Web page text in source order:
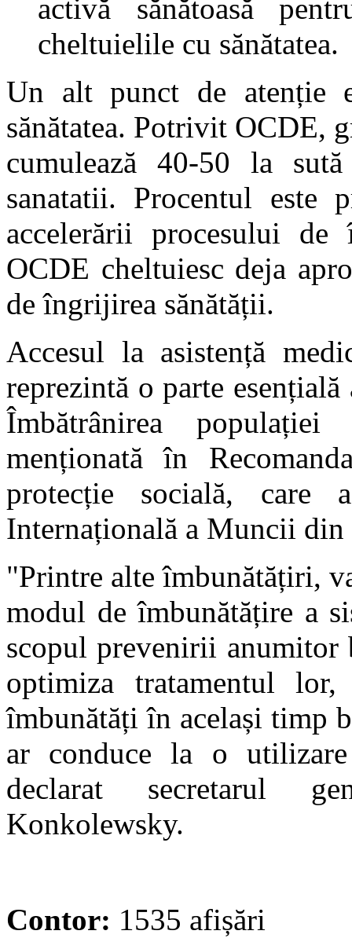
activă sănătoasă
cheltuielile cu sănătatea.
Un alt punct de atenție
sănătatea. Potrivit OCDE,
cumulează 40-50 la
sanatatii. Procentul este
accelerării procesului
OCDE cheltuiesc deja
de îngrijirea sănătății.
Accesul la asistență
reprezintă o parte
Îmbătrânirea
menționată în
protecție socială, care
Internațională a Muncii din
"Printre alte îmbunătățiri,
modul de îmbunătățire a
scopul prevenirii anumitor
optimiza tratamentul
îmbunătăți în același timp
ar conduce la o
declarat secretarul
Konkolewsky.
Contor: 1535 afișări